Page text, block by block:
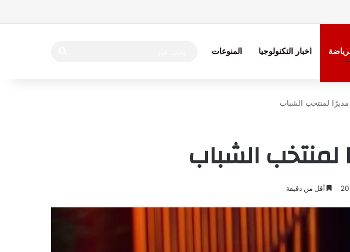
اخبار التكنولوجيا المنوعات
لمنتخب الشباب
لمنتخب الشباب
أقل من دقيقة